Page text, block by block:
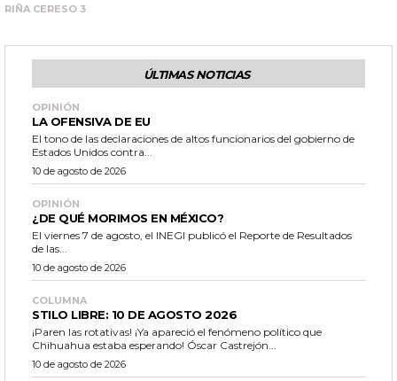
RIÑA CERESO 3
ÚLTIMAS NOTICIAS
OPINIÓN
LA OFENSIVA DE EU
El tono de las declaraciones de altos funcionarios del gobierno de
Estados Unidos contra...
10 de agosto de 2026
OPINIÓN
¿DE QUÉ MORIMOS EN MÉXICO?
El viernes 7 de agosto, el INEGI publicó el Reporte de Resultados
de las...
10 de agosto de 2026
COLUMNA
STILO LIBRE: 10 DE AGOSTO 2026
¡Paren las rotativas! ¡Ya apareció el fenómeno político que
Chihuahua estaba esperando! Óscar Castrejón...
10 de agosto de 2026